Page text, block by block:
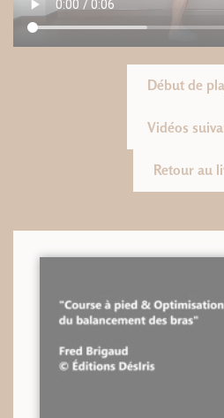
Début de
Vidéos
Retour au